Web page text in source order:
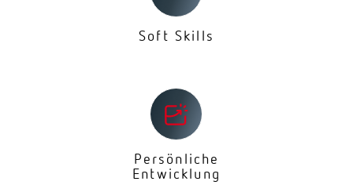
Soft Skills
Persönliche
Entwicklung